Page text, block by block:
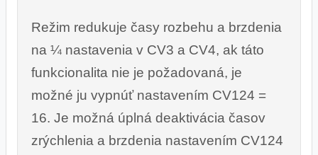
Režim redukuje časy rozbehu a brzdenia
na ¼ nastavenia v CV3 a CV4, ak táto
funkcionalita nie je požadovaná, je
možné ju vypnúť nastavením CV124 =
16. Je možná úplná deaktivácia časov
zrýchlenia a brzdenia nastavením CV124